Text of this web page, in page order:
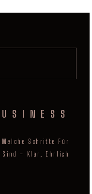
Welche Schritte Für
Sind – Klar, Ehrlich